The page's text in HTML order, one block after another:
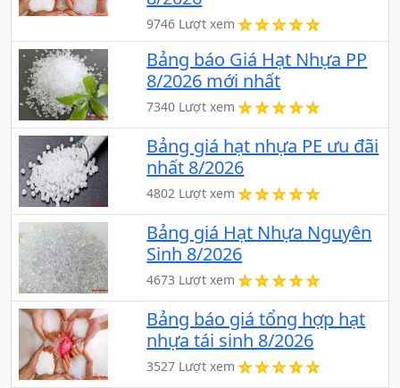
9746 Lượt xem
Bảng báo Giá Hạt Nhựa PP
8/2026 mới nhất
7340 Lượt xem
Bảng giá hạt nhựa PE ưu đãi
nhất 8/2026
4802 Lượt xem
Bảng giá Hạt Nhựa Nguyên
Sinh 8/2026
4673 Lượt xem
Bảng báo giá tổng hợp hạt
nhựa tái sinh 8/2026
3527 Lượt xem